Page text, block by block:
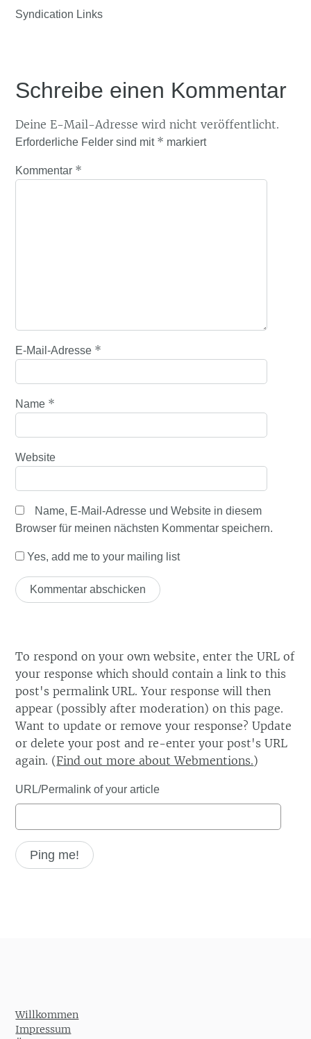
Syndication Links
Schreibe einen Kommentar
Deine E-Mail-Adresse wird nicht veröffentlicht.
Erforderliche Felder sind mit * markiert
Kommentar *
E-Mail-Adresse *
Name *
Website
Name, E-Mail-Adresse und Website in diesem
Browser für meinen nächsten Kommentar speichern.
Yes, add me to your mailing list
To respond on your own website, enter the URL of
your response which should contain a link to this
post's permalink URL. Your response will then
appear (possibly after moderation) on this page.
Want to update or remove your response? Update
or delete your post and re-enter your post's URL
again. (Find out more about Webmentions.)
URL/Permalink of your article
Willkommen
Impressum